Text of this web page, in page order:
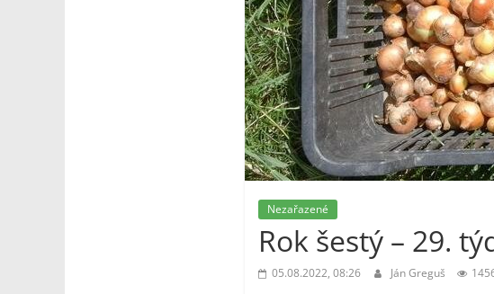
Nezařazené
Rok šestý – 29.
05.08.2022, 08:26 Ján Greguš